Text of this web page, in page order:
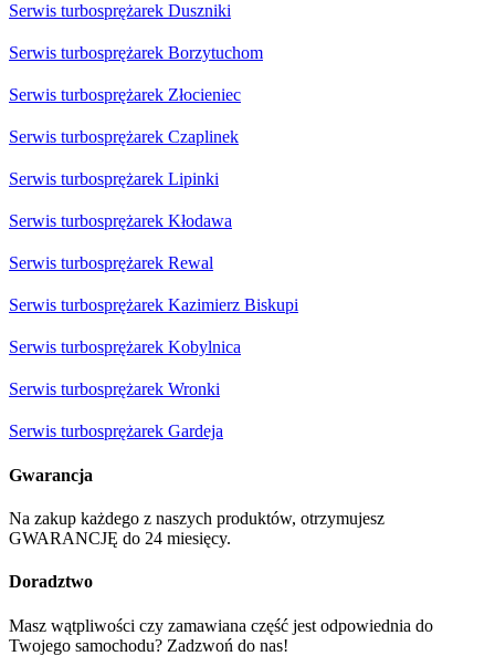
Serwis turbosprężarek Duszniki
Serwis turbosprężarek Borzytuchom
Serwis turbosprężarek Złocieniec
Serwis turbosprężarek Czaplinek
Serwis turbosprężarek Lipinki
Serwis turbosprężarek Kłodawa
Serwis turbosprężarek Rewal
Serwis turbosprężarek Kazimierz Biskupi
Serwis turbosprężarek Kobylnica
Serwis turbosprężarek Wronki
Serwis turbosprężarek Gardeja
Gwarancja
Na zakup każdego z naszych produktów, otrzymujesz
GWARANCJĘ do 24 miesięcy.
Doradztwo
Masz wątpliwości czy zamawiana część jest odpowiednia do
Twojego samochodu? Zadzwoń do nas!